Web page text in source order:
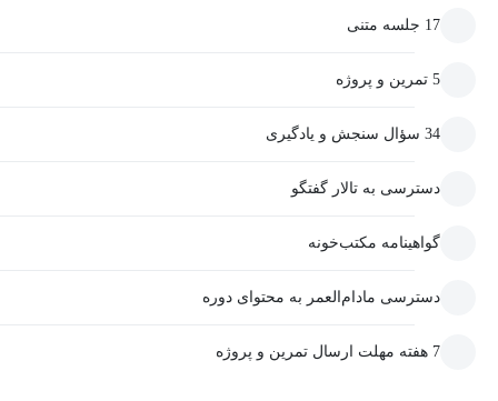
17 جلسه متنی
5 تمرین و پروژه
34 سؤال سنجش و یادگیری
دسترسی به تالار گفتگو
گواهینامه مکتب‌خونه
دسترسی مادام‌العمر به محتوای دوره
7 هفته مهلت ارسال تمرین و پروژه